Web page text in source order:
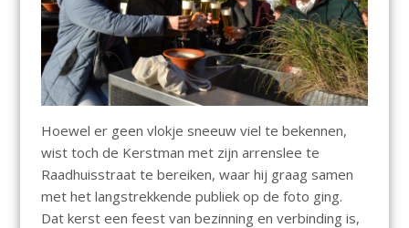
Hoewel er geen vlokje sneeuw viel te bekennen,
wist toch de Kerstman met zijn arrenslee te
Raadhuisstraat te bereiken, waar hij graag samen
met het langstrekkende publiek op de foto ging.
Dat kerst een feest van bezinning en verbinding is,